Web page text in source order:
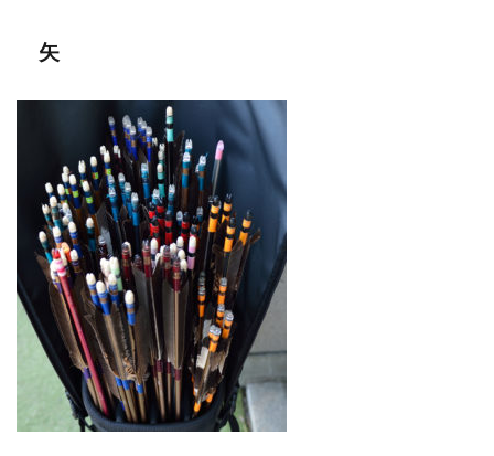
矢